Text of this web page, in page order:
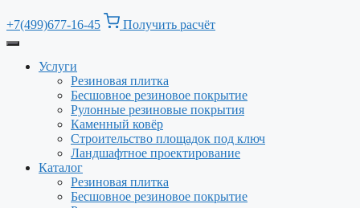
+7(499)677-16-45 Получить расчёт
Услуги
Резиновая плитка
Бесшовное резиновое покрытие
Рулонные резиновые покрытия
Каменный ковёр
Строительство площадок под ключ
Ландшафтное проектирование
Каталог
Резиновая плитка
Бесшовное резиновое покрытие